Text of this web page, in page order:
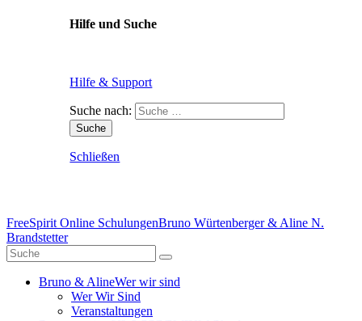
Hilfe und Suche
Hilfe & Support
Suche nach:
Schließen
FreeSpirit Online SchulungenBruno Würtenberger & Aline N.
Brandstetter
Bruno & AlineWer wir sind
Wer Wir Sind
Veranstaltungen